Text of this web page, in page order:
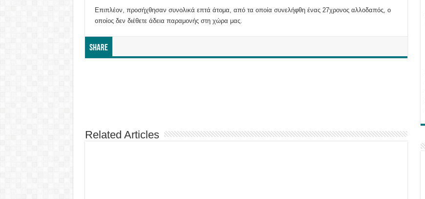
Επιπλέον, προσήχθησαν συνολικά επτά άτομα, από τα οποία συνελήφθη ένας 27χρονος αλλοδαπός, ο
οποίος δεν διέθετε άδεια παραμονής στη χώρα μας.
Share
Related Articles